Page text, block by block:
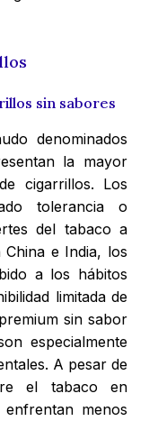
sin sabores
denominados
la mayor
cigarrillos. Los
tolerancia o
del tabaco a
e India, los
a los hábitos
limitada de
sin sabor
especialmente
A pesar de
el tabaco en
menos